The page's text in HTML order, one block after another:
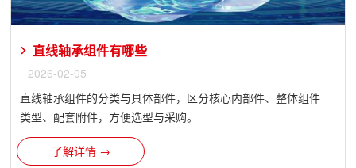
直线轴承组件有哪些
2026-02-05
直线轴承​组件的分类与具体部件，区分核心内部件、整体组件
类型、配套附件，方便选型与采购。
了解详情 →